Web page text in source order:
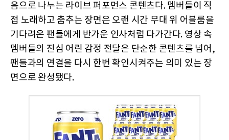
음으로 나누는 라이브 퍼포먼스 콘텐츠다. 멤버들이 직
접 노래하고 춤추는 장면은 오랜 시간 무대 위 어블룸을
기다려온 팬들에게 반가운 인사처럼 다가간다. 영상 속
멤버들의 진심 어린 감정 전달은 단순한 콘텐츠를 넘어,
팬들과의 연결을 다시 한번 확인시켜주는 의미 있는 장
면으로 완성됐다.